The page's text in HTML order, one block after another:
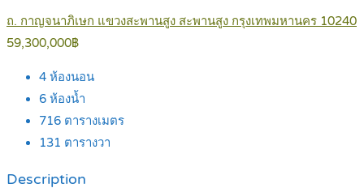
ถ. กาญจนาภิเษก แขวงสะพานสูง สะพานสูง กรุงเทพมหานคร 10240
59,300,000฿
4 ห้องนอน
6 ห้องน้ำ
716 ตารางเมตร
131 ตารางวา
Description